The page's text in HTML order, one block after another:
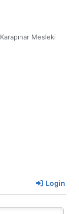
Karapınar Mesleki
Login